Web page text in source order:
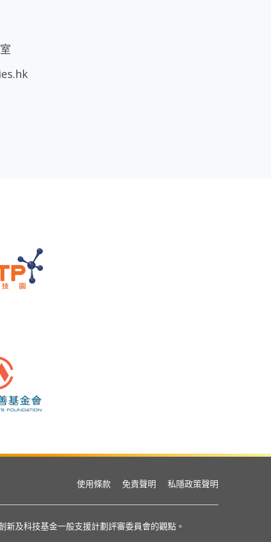
使用條款 免責聲明 私隱政策聲明
及科技基金一般支援計劃評審委員會的觀點。